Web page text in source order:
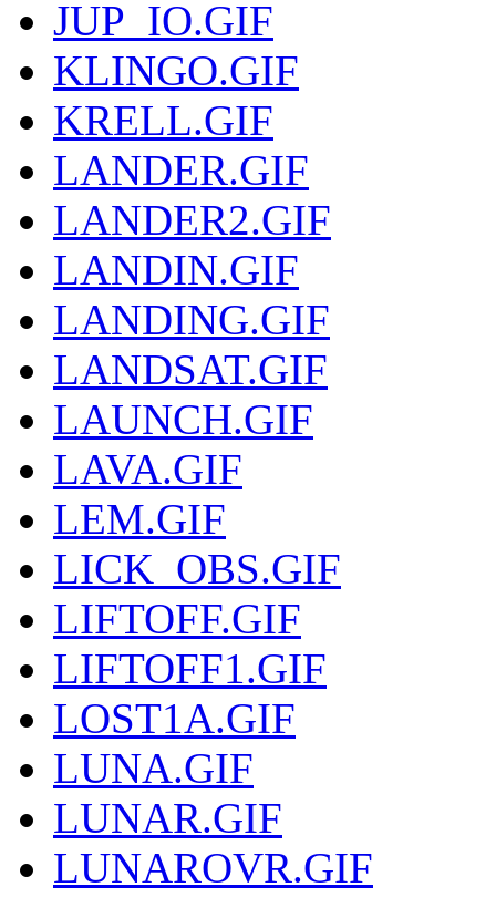
JUP_IO.GIF
KLINGO.GIF
KRELL.GIF
LANDER.GIF
LANDER2.GIF
LANDIN.GIF
LANDING.GIF
LANDSAT.GIF
LAUNCH.GIF
LAVA.GIF
LEM.GIF
LICK_OBS.GIF
LIFTOFF.GIF
LIFTOFF1.GIF
LOST1A.GIF
LUNA.GIF
LUNAR.GIF
LUNAROVR.GIF